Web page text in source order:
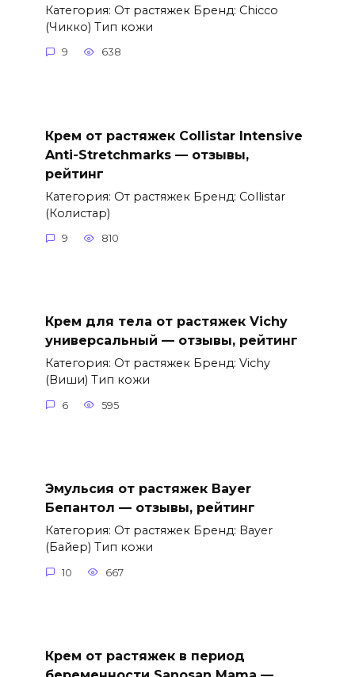
Категория: От растяжек Бренд: Chicco
(Чикко) Тип кожи
9 638
Крем от растяжек Collistar Intensive
Anti-Stretchmarks — отзывы,
рейтинг
Категория: От растяжек Бренд: Collistar
(Колистар)
9 810
Крем для тела от растяжек Vichy
универсальный — отзывы, рейтинг
Категория: От растяжек Бренд: Vichy
(Виши) Тип кожи
6 595
Эмульсия от растяжек Bayer
Бепантол — отзывы, рейтинг
Категория: От растяжек Бренд: Bayer
(Байер) Тип кожи
10 667
Крем от растяжек в период